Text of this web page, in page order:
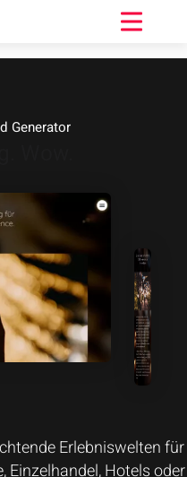
Generator
Erlebniswelten für
Einzelhandel, Hotels oder